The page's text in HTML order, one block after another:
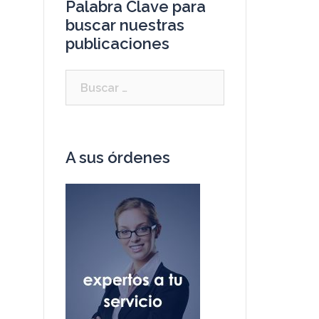
Palabra Clave para
buscar nuestras
publicaciones
A sus órdenes